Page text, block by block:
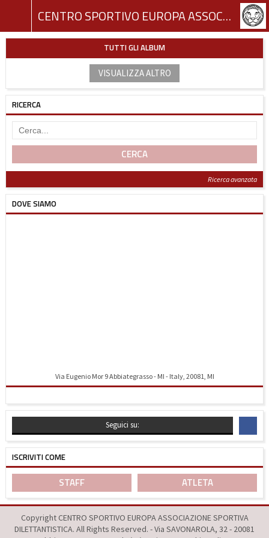
CENTRO SPORTIVO EUROPA ASSOCIAZIONE SPORTIVA DILETTANTISTICA
TUTTI GLI ALBUM
VISUALIZZA ALTRO
RICERCA
Ricerca avanzata
CERCA
DOVE SIAMO
Via Eugenio Mor 9 Abbiategrasso - MI - Italy, 20081, MI
Seguici su:
ISCRIVITI COME
STAFF ATLETA
Copyright CENTRO SPORTIVO EUROPA ASSOCIAZIONE SPORTIVA
DILETTANTISTICA. All Rights Reserved. - Via SAVONAROLA, 32 - 20081